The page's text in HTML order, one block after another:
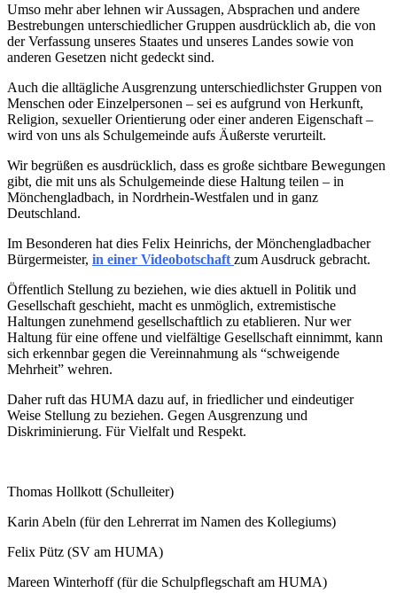
Umso mehr aber lehnen wir Aussagen, Absprachen und andere
Bestrebungen unterschiedlicher Gruppen ausdrücklich ab, die von
der Verfassung unseres Staates und unseres Landes sowie von
anderen Gesetzen nicht gedeckt sind.
Auch die alltägliche Ausgrenzung unterschiedlichster Gruppen von
Menschen oder Einzelpersonen – sei es aufgrund von Herkunft,
Religion, sexueller Orientierung oder einer anderen Eigenschaft –
wird von uns als Schulgemeinde aufs Äußerste verurteilt.
Wir begrüßen es ausdrücklich, dass es große sichtbare Bewegungen
gibt, die mit uns als Schulgemeinde diese Haltung teilen – in
Mönchengladbach, in Nordrhein-Westfalen und in ganz
Deutschland.
Im Besonderen hat dies Felix Heinrichs, der Mönchengladbacher
Bürgermeister, in einer Videobotschaft zum Ausdruck gebracht.
Öffentlich Stellung zu beziehen, wie dies aktuell in Politik und
Gesellschaft geschieht, macht es unmöglich, extremistische
Haltungen zunehmend gesellschaftlich zu etablieren. Nur wer
Haltung für eine offene und vielfältige Gesellschaft einnimmt, kann
sich erkennbar gegen die Vereinnahmung als “schweigende
Mehrheit” wehren.
Daher ruft das HUMA dazu auf, in friedlicher und eindeutiger
Weise Stellung zu beziehen. Gegen Ausgrenzung und
Diskriminierung. Für Vielfalt und Respekt.
Thomas Hollkott (Schulleiter)
Karin Abeln (für den Lehrerrat im Namen des Kollegiums)
Felix Pütz (SV am HUMA)
Mareen Winterhoff (für die Schulpflegschaft am HUMA)